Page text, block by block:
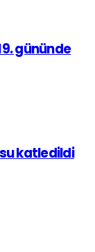
gününde
katledildi